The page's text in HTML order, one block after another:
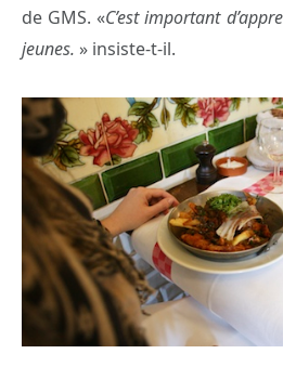
de GMS. «C’est important
jeunes. » insiste-t-il.